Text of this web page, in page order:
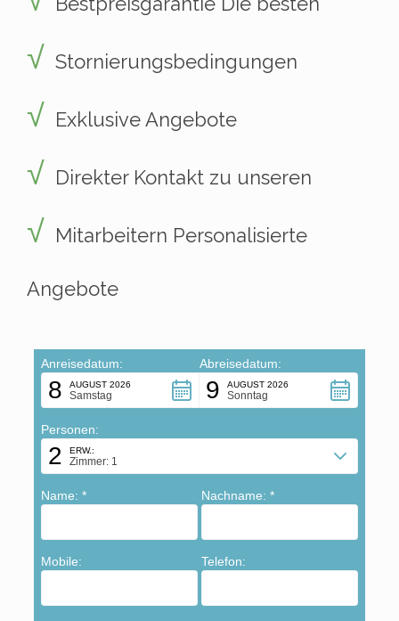
Stornierungsbedingungen
Exklusive Angebote
Direkter Kontakt zu unseren
Mitarbeitern Personalisierte
Angebote